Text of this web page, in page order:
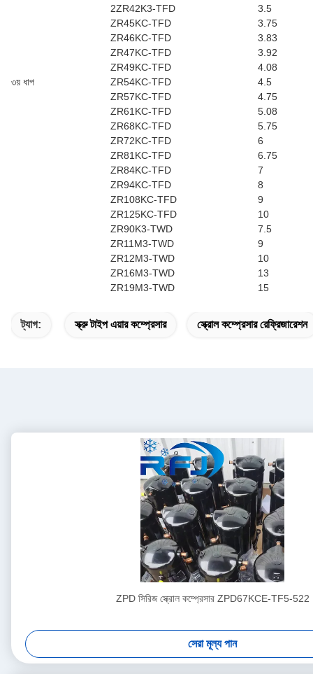
৩য় ধাপ
2ZR42K3-TFD
3.5
ZR45KC-TFD
3.75
ZR46KC-TFD
3.83
ZR47KC-TFD
3.92
ZR49KC-TFD
4.08
ZR54KC-TFD
4.5
ZR57KC-TFD
4.75
ZR61KC-TFD
5.08
ZR68KC-TFD
5.75
ZR72KC-TFD
6
ZR81KC-TFD
6.75
ZR84KC-TFD
7
ZR94KC-TFD
8
ZR108KC-TFD
9
ZR125KC-TFD
10
ZR90K3-TWD
7.5
ZR11M3-TWD
9
ZR12M3-TWD
10
ZR16M3-TWD
13
ZR19M3-TWD
15
ট্যাগ: স্ক্রু টাইপ এয়ার কম্প্রেসার স্ক্রোল কম্প্রেসার রেফ্রিজারেশন
ZPD সিরিজ স্ক্রোল কম্প্রেসার ZPD67KCE-TF5-522
সেরা মূল্য পান